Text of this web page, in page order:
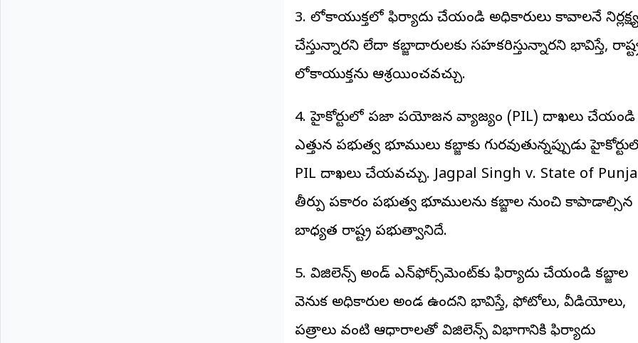
3. లోకాయుక్తలో ఫిర్యాదు చేయండి అధికారులు కావాలనే
చేస్తున్నారని లేదా కబ్జాదారులకు సహకరిస్తున్నారని భావిస్తే,
లోకాయుక్తను ఆశ్రయించవచ్చు.
4. హైకోర్టులో ప్రజా ప్రయోజన వ్యాజ్యం (PIL) దాఖలు చేయండి
ఎత్తున ప్రభుత్వ భూములు కబ్జాకు గురవుతున్నప్పుడు
PIL దాఖలు చేయవచ్చు. Jagpal Singh v. State of
తీర్పు ప్రకారం ప్రభుత్వ భూములను కబ్జాల నుంచి కాపాడాల్సిన
బాధ్యత రాష్ట్ర ప్రభుత్వానిదే.
5. విజిలెన్స్ అండ్ ఎన్‌ఫోర్స్‌మెంట్‌కు ఫిర్యాదు చేయండి కబ్జాల
వెనుక అధికారుల అండ ఉందని భావిస్తే, ఫోటోలు, వీడియోలు,
పత్రాలు వంటి ఆధారాలతో విజిలెన్స్ విభాగానికి ఫిర్యాదు